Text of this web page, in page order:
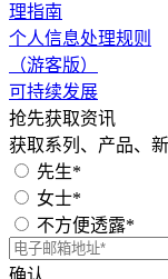
理指南
个人信息处理规则
（游客版）
可持续发展
抢先获取资讯
获取系列、产品、
先生*
女士*
不方便透露*
确认